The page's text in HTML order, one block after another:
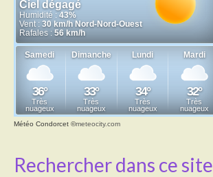
L’école
Environnement
Transport
Cimetière
Culte
Météo Condorcet ©meteocity.com
Rechercher dans ce site